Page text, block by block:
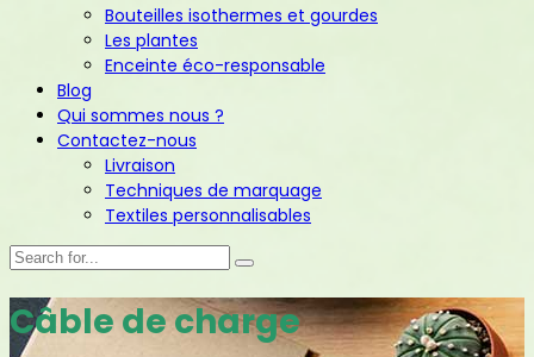
Bouteilles isothermes et gourdes
Les plantes
Enceinte éco-responsable
Blog
Qui sommes nous ?
Contactez-nous
Livraison
Techniques de marquage
Textiles personnalisables
Câble de charge